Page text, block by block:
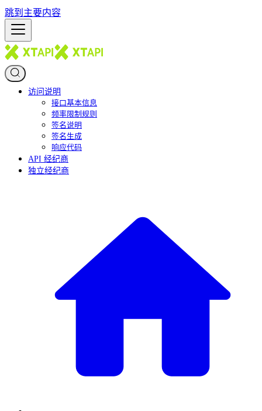
跳到主要内容
访问说明
接口基本信息
频率限制规则
签名说明
签名生成
响应代码
API 经纪商
独立经纪商